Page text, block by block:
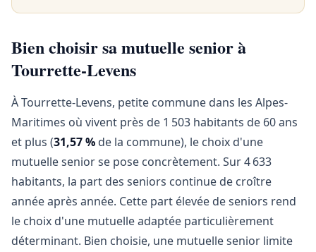
Bien choisir sa mutuelle senior à
Tourrette-Levens
À Tourrette-Levens, petite commune dans les Alpes-
Maritimes où vivent près de 1 503 habitants de 60 ans
et plus (31,57 % de la commune), le choix d'une
mutuelle senior se pose concrètement. Sur 4 633
habitants, la part des seniors continue de croître
année après année. Cette part élevée de seniors rend
le choix d'une mutuelle adaptée particulièrement
déterminant. Bien choisie, une mutuelle senior limite